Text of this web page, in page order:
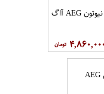
دریل شارژی چهار کاره براشلس AEG